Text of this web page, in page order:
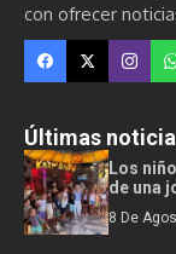
con ofrecer
Últimas
Los
de una
8 De